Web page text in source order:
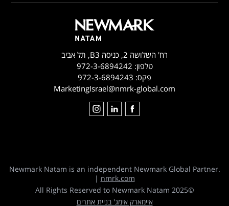
רח' השלושה 2, כניסה B3, תל אביב
טלפון: 972-3-6894242
פקס: 972-3-6894243
MarketingIsrael@nmrk-global.com
Newmark Natam is an independent Newmark Global Partner.
| nmrk.com
©2025 All Rights Reserved to Newmark Natam
איימארק אימג' בניית אתרים